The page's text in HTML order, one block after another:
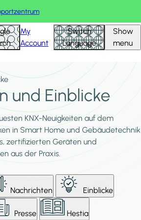
My
Account
Switch
Language
Show
menu
und Einblicke
KNX-Neuigkeiten auf dem
in Smart Home und Gebäudetechnik
zertifizierten Geräten und
aus der Praxis.
Nachrichten Einblicke
Presse Hestia